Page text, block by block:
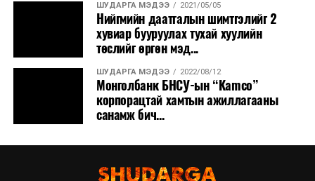
ШУДАРГА МЭДЭЭ 2021/05/05
Нийгмийн даатгалын шимтгэлийг 2
хувиар бууруулах тухай хуулийн
төслийг өргөн мэд...
ШУДАРГА МЭДЭЭ 2022/08/12
Монголбанк БНСУ-ын “Kamco”
корпорацтай хамтын ажиллагааны
санамж бич...